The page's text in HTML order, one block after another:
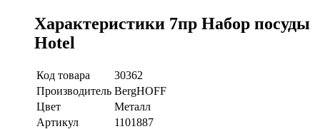
Характеристики 7пр Набор посуды
Hotel
Код товара
30362
Производитель BergHOFF
Цвет
Металл
Артикул
1101887